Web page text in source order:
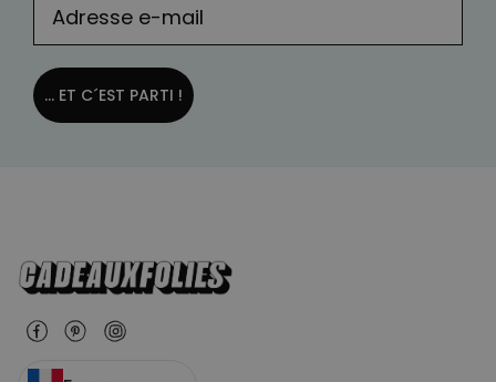
... ET C´EST PARTI !